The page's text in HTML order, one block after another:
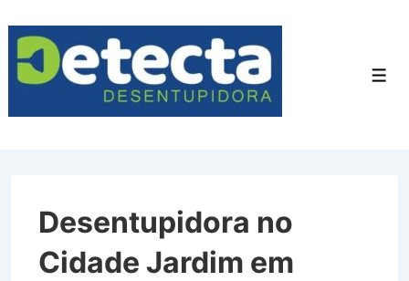
para
Conteúdo
Desentupidora no
Cidade Jardim em